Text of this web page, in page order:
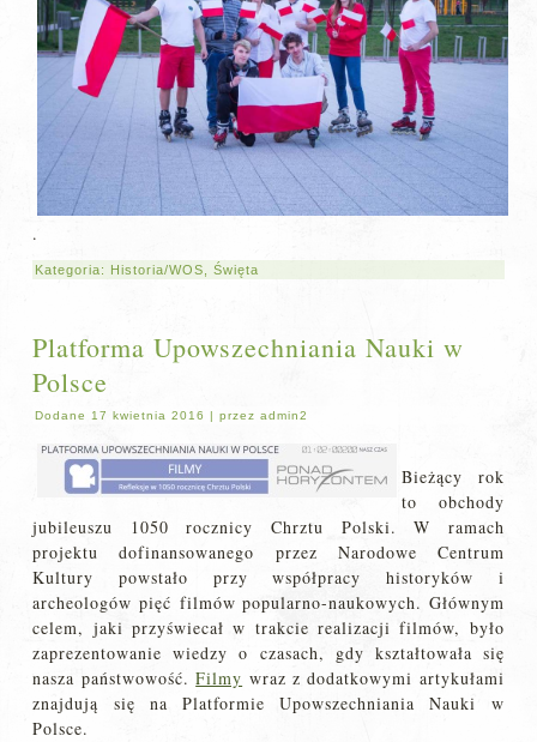
.
Kategoria: Historia/WOS ,Święta
Platforma Upowszechniania Nauki w
Polsce
Dodane 17 kwietnia 2016 |przez admin2
Bieżący rok
to obchody
jubileuszu 1050 rocznicy Chrztu Polski. W ramach
projektu dofinansowanego przez Narodowe Centrum
Kultury powstało przy współpracy historyków i
archeologów pięć filmów popularno-naukowych. Głównym
celem, jaki przyświecał w trakcie realizacji filmów, było
zaprezentowanie wiedzy o czasach, gdy kształtowała się
nasza państwowość.Filmy wraz z dodatkowymi artykułami
znajdują się na Platformie Upowszechniania Nauki w
Polsce.